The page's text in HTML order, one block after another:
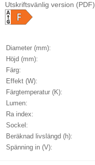
Utskriftsvänlig version (PDF)
Diameter (mm):
Höjd (mm):
Färg:
Effekt (W):
Färgtemperatur (K):
Lumen:
Ra index:
Sockel:
Beräknad livslängd (h):
Spänning in (V):